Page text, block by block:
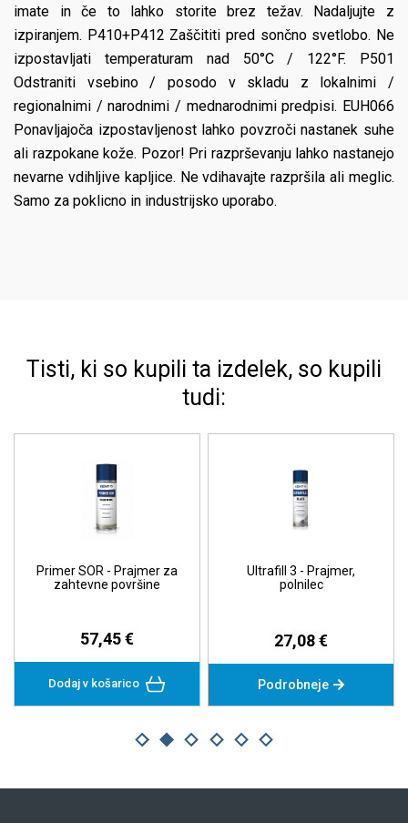
imate in če to lahko storite brez težav. Nadaljujte z
izpiranjem. P410+P412 Zaščititi pred sončno svetlobo. Ne
izpostavljati temperaturam nad 50°C / 122°F. P501
Odstraniti vsebino / posodo v skladu z lokalnimi /
regionalnimi / narodnimi / mednarodnimi predpisi. EUH066
Ponavljajoča izpostavljenost lahko povzroči nastanek suhe
ali razpokane kože. Pozor! Pri razprševanju lahko nastanejo
nevarne vdihljive kapljice. Ne vdihavajte razpršila ali meglic.
Samo za poklicno in industrijsko uporabo.
Tisti, ki so kupili ta izdelek, so kupili
tudi:
Primer SOR - Prajmer za
zahtevne površine
57,45 €
Dodaj v košarico
Ultrafill 3 - Prajmer,
polnilec
27,08 €
Podrobneje